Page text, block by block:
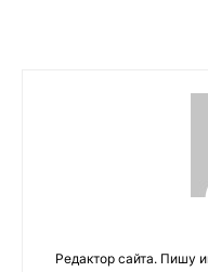
Редактор сайта. Пишу